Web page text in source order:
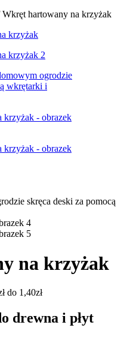
Wkręt hartowany na krzyżak
na krzyżak
do 1,40zł
drewna i płyt